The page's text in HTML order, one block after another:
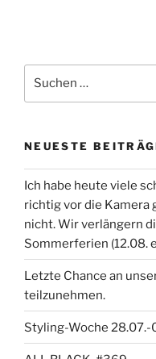
nach:
NEUESTE
Ich habe heute viele
richtig vor die Kamera
nicht. Wir verlängern
Sommerferien (12.08.
Letzte Chance an
teilzunehmen.
Styling-Woche 28.07.-